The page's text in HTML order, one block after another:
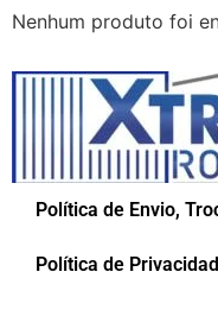
Nenhum produto foi
Política de Envio,
Política de